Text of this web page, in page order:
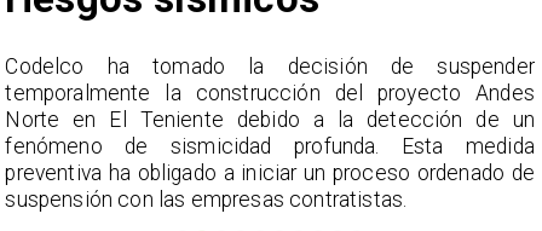
Codelco ha tomado la decisión de suspender
temporalmente la construcción del proyecto Andes
Norte en El Teniente debido a la detección de un
fenómeno de sismicidad profunda. Esta medida
preventiva ha obligado a iniciar un proceso ordenado de
suspensión con las empresas contratistas.